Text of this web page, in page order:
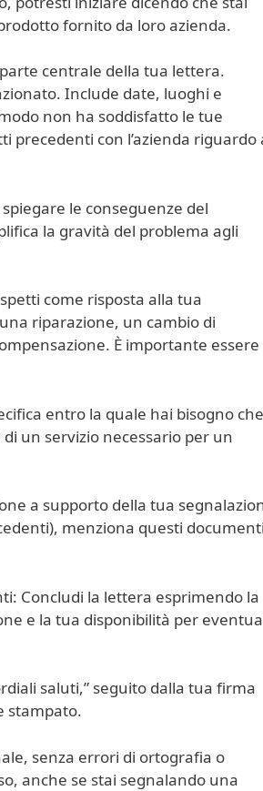
fornito da loro azienda.
centrale della tua lettera.
Include date, luoghi e
non ha soddisfatto le tue
precedenti con l’azienda riguardo
le conseguenze del
la gravità del problema agli
come risposta alla tua
riparazione, un cambio di
È importante essere
entro la quale hai bisogno
un servizio necessario per un
a supporto della tua
menziona questi documenti
Concludi la lettera esprimendo la
e la tua disponibilità per
saluti,” seguito dalla tua firma
stampato.
senza errori di ortografia o
anche se stai segnalando una